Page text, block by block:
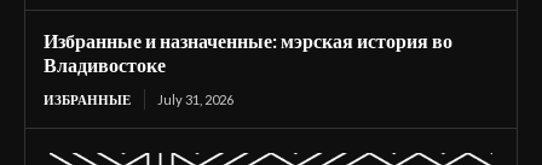
Избранные и назначенные: мэрская история во
Владивостоке
ИЗБРАННЫЕ July 31, 2026